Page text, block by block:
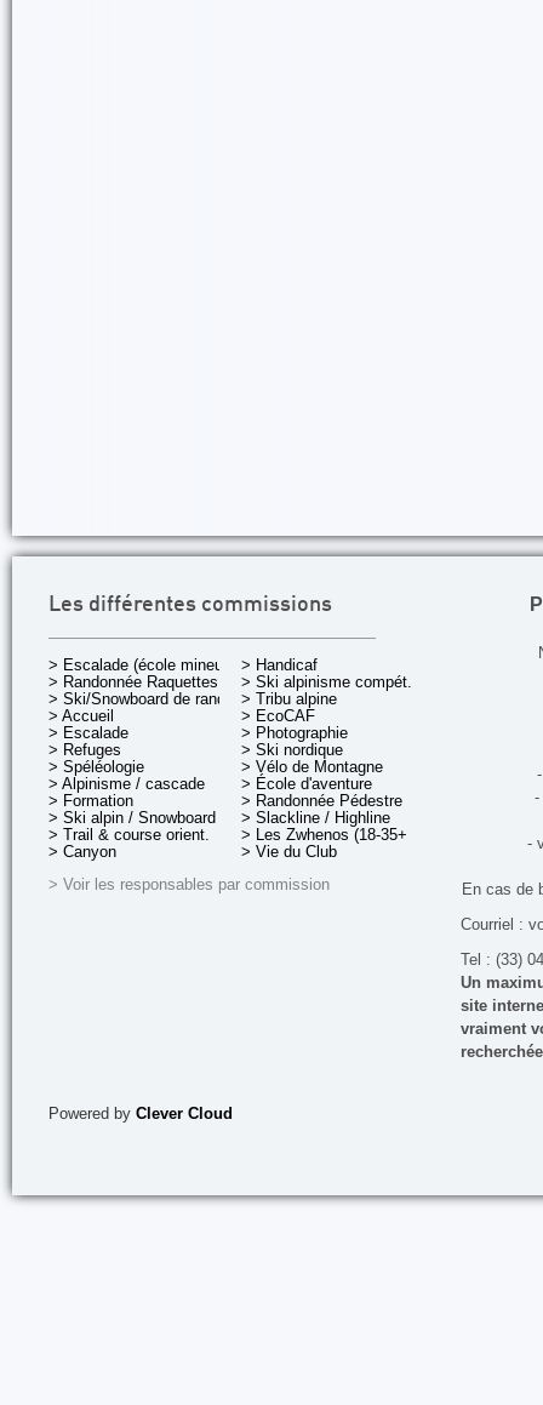
Les différentes commissions
> Escalade (école mineurs)
> Randonnée Raquettes
> Ski/Snowboard de rando.
> Accueil
> Escalade
> Refuges
> Spéléologie
> Alpinisme / cascade
> Formation
> Ski alpin / Snowboard
> Trail & course orient.
> Canyon
> Handicaf
> Ski alpinisme compét.
> Tribu alpine
> EcoCAF
> Photographie
> Ski nordique
> Vélo de Montagne
> École d'aventure
> Randonnée Pédestre
> Slackline / Highline
> Les Zwhenos (18-35+ ans)
> Vie du Club
> Voir les responsables par commission
-
-
En cas de
Courriel :
Tel : (33)
Un
site
vraiment
Powered by Clever Cloud